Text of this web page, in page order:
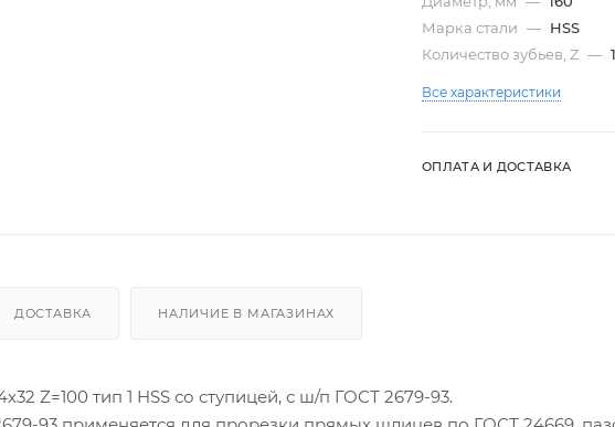
Марка стали — HSS
Количество зубьев, Z —
Все характеристики
ОПЛАТА И ДОСТАВКА
ДОСТАВКА НАЛИЧИЕ В МАГАЗИНАХ
Z=100 тип 1 HSS со ступицей, с ш/п ГОСТ 2679-93.